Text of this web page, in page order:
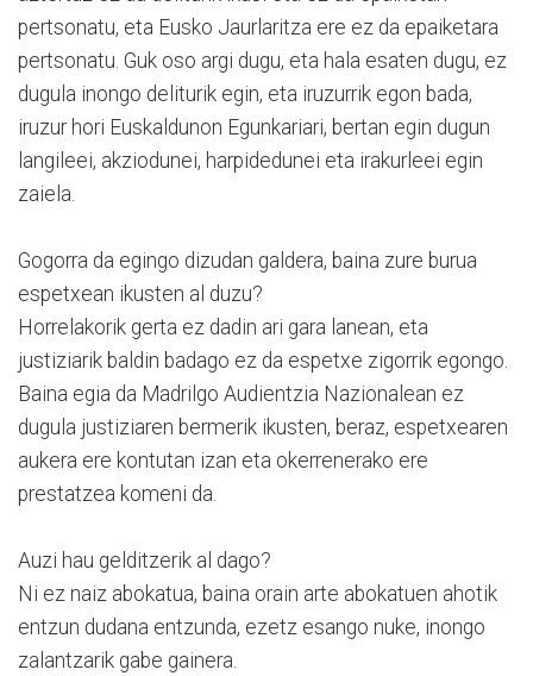
pertsonatu, eta Eusko Jaurlaritza ere ez da epaiketara
pertsonatu. Guk oso argi dugu, eta hala esaten dugu, ez
dugula inongo deliturik egin, eta iruzurrik egon bada,
iruzur hori Euskaldunon Egunkariari, bertan egin dugun
langileei, akziodunei, harpidedunei eta irakurleei egin
zaiela.
Gogorra da egingo dizudan galdera, baina zure burua
espetxean ikusten al duzu?
Horrelakorik gerta ez dadin ari gara lanean, eta
justiziarik baldin badago ez da espetxe zigorrik egongo.
Baina egia da Madrilgo Audientzia Nazionalean ez
dugula justiziaren bermerik ikusten, beraz, espetxearen
aukera ere kontutan izan eta okerrenerako ere
prestatzea komeni da.
Auzi hau gelditzerik al dago?
Ni ez naiz abokatua, baina orain arte abokatuen ahotik
entzun dudana entzunda, ezetz esango nuke, inongo
zalantzarik gabe gainera.